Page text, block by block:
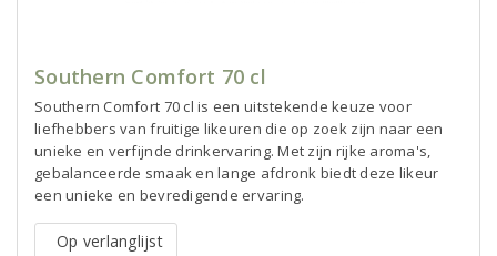
Southern Comfort 70 cl
Southern Comfort 70 cl is een uitstekende keuze voor
liefhebbers van fruitige likeuren die op zoek zijn naar een
unieke en verfijnde drinkervaring. Met zijn rijke aroma's,
gebalanceerde smaak en lange afdronk biedt deze likeur
een unieke en bevredigende ervaring.
Op verlanglijst